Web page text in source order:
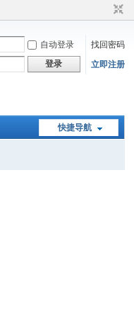
自动登录
找回密码
登录 立即注册
快捷导航